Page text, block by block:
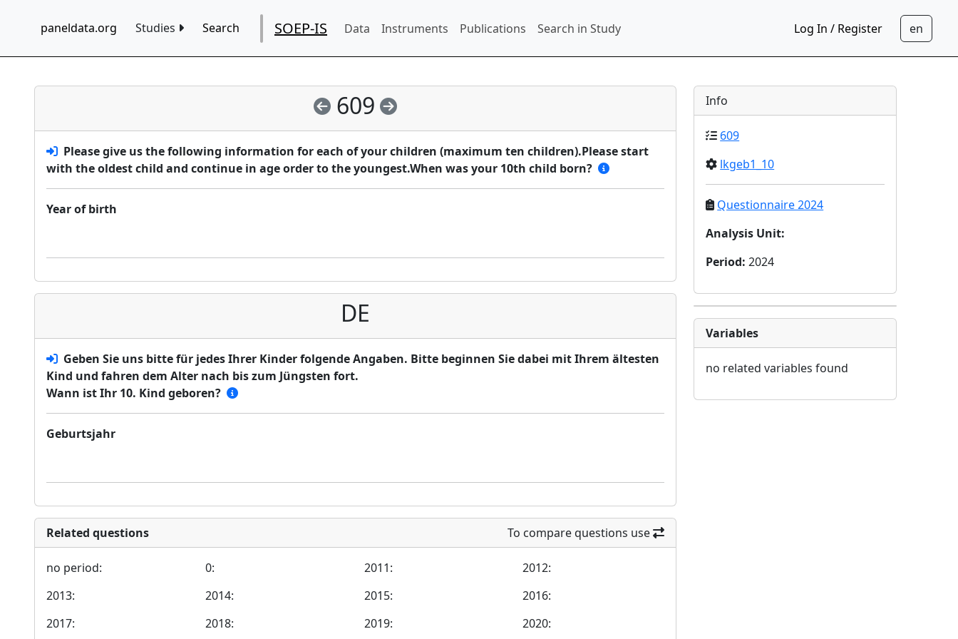
paneldata.org Studies Search SOEP-IS Data Instruments Publications Search in Study Log In / Register
609
Please give us the following information for each of your children (maximum ten children).Please start
with the oldest child and continue in age order to the youngest.When was your 10th child born?
Year of birth
DE
Geben Sie uns bitte für jedes Ihrer Kinder folgende Angaben. Bitte beginnen Sie dabei mit Ihrem ältesten
Kind und fahren dem Alter nach bis zum Jüngsten fort.
Wann ist Ihr 10. Kind geboren?
Geburtsjahr
Related questions To compare questions use
no period: 0: 2011:
2012:
2013:
2014: 2015:
2016:
2017:
2018: 2019: 2020:
Info
609
lkgeb1_10
Questionnaire 2024
Analysis Unit:
Period:2024
Variables
no related variables found